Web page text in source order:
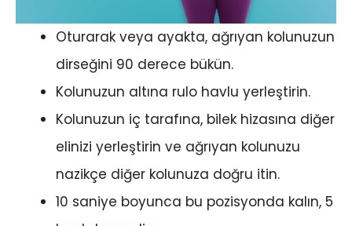
Oturarak veya ayakta, ağrıyan kolunuzun
dirseğini 90 derece bükün.
Kolunuzun altına rulo havlu yerleştirin.
Kolunuzun iç tarafına, bilek hizasına diğer
elinizi yerleştirin ve ağrıyan kolunuzu
nazikçe diğer kolunuza doğru itin.
10 saniye boyunca bu pozisyonda kalın, 5